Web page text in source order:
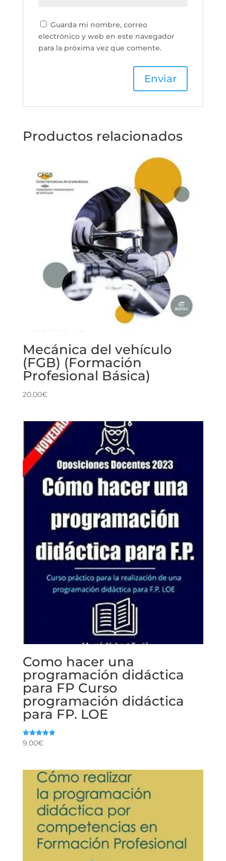
Guarda mi nombre, correo
electrónico y web en este navegador
para la próxima vez que comente.
Productos relacionados
Mecánica del vehículo
(FGB) (Formación
Profesional Básica)
20.00€
Como hacer una
programación didáctica
para FP Curso
programación didáctica
para FP. LOE
Valorado
con
9.00€